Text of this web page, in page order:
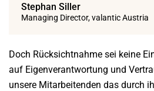
Stephan Siller
Managing Director, valantic Austria
Doch Rücksichtnahme sei keine
auf Eigenverantwortung und
unsere Mitarbeitenden das durch